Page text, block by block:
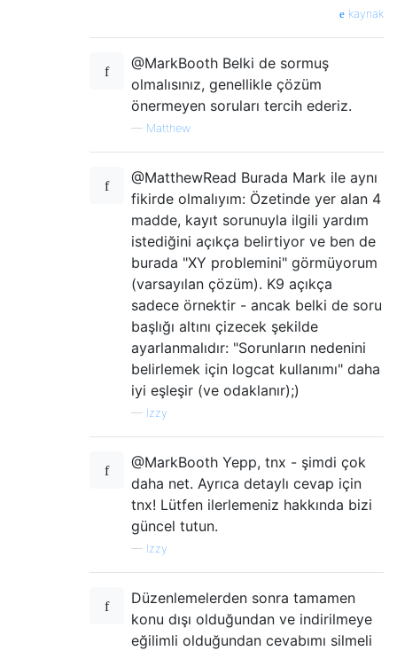
kaynak
@MarkBooth Belki de sormuş
olmalısınız, genellikle çözüm
önermeyen soruları tercih ederiz.
— Matthew
@MatthewRead Burada Mark ile aynı
fikirde olmalıyım: Özetinde yer alan 4
madde, kayıt sorunuyla ilgili yardım
istediğini açıkça belirtiyor ve ben de
burada "XY problemini" görmüyorum
(varsayılan çözüm). K9 açıkça
sadece örnektir - ancak belki de soru
başlığı altını çizecek şekilde
ayarlanmalıdır: "Sorunların nedenini
belirlemek için logcat kullanımı" daha
iyi eşleşir (ve odaklanır);)
— Izzy
@MarkBooth Yepp, tnx - şimdi çok
daha net. Ayrıca detaylı cevap için
tnx! Lütfen ilerlemeniz hakkında bizi
güncel tutun.
— Izzy
Düzenlemelerden sonra tamamen
konu dışı olduğundan ve indirilmeye
eğilimli olduğundan cevabımı silmeli